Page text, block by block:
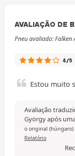
AVALIAÇÃO DE
Pneu avaliado: Falken
4/5
Estou muito
Avaliação
György após
o original (húngaro)
Relatório